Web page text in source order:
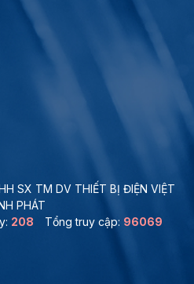
SX TM DV THIẾT BỊ ĐIỆN VIỆT
PHÁT
208 Tổng truy cập: 96069